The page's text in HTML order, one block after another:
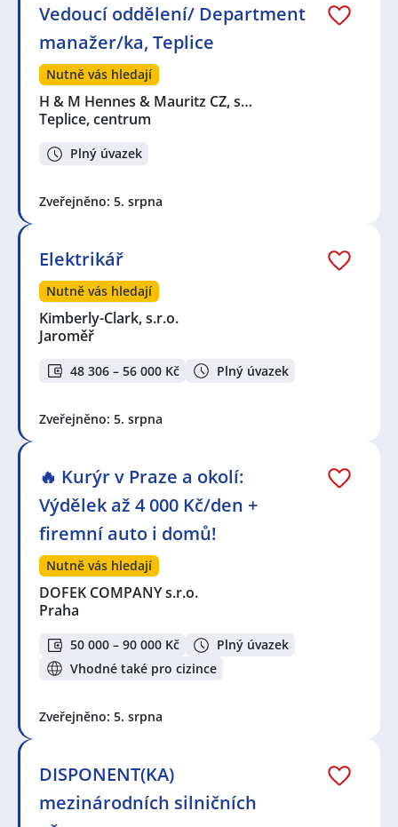
Vedoucí oddělení/ Department
manažer/ka, Teplice
Nutně vás hledají
H & M Hennes & Mauritz CZ, s…
Teplice, centrum
Plný úvazek
Zveřejněno: 5. srpna
Elektrikář
Nutně vás hledají
Kimberly-Clark, s.r.o.
Jaroměř
48 306 – 56 000 Kč Plný úvazek
Zveřejněno: 5. srpna
🔥 Kurýr v Praze a okolí:
Výdělek až 4 000 Kč/den +
firemní auto i domů!
Nutně vás hledají
DOFEK COMPANY s.r.o.
Praha
50 000 – 90 000 Kč
Plný úvazek
Vhodné také pro cizince
Zveřejněno: 5. srpna
DISPONENT(KA)
mezinárodních silničních